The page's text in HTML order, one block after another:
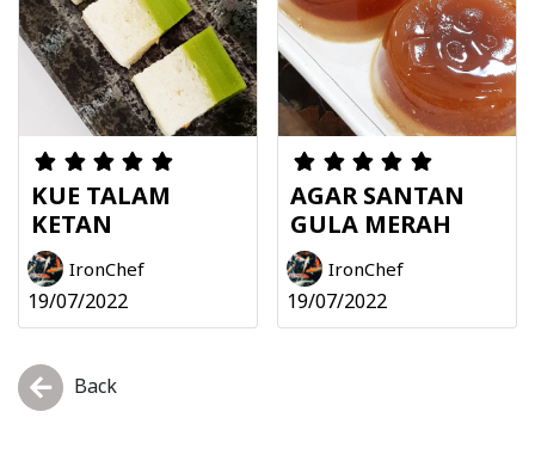
KUE TALAM
KETAN
IronChef
19/07/2022
AGAR SANTAN
GULA MERAH
IronChef
19/07/2022
Back